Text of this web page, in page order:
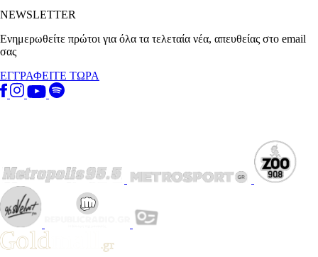
NEWSLETTER
Ενημερωθείτε πρώτοι για όλα τα τελεταία νέα, απευθείας στο email
σας
ΕΓΓΡΑΦΕΙΤΕ ΤΩΡΑ